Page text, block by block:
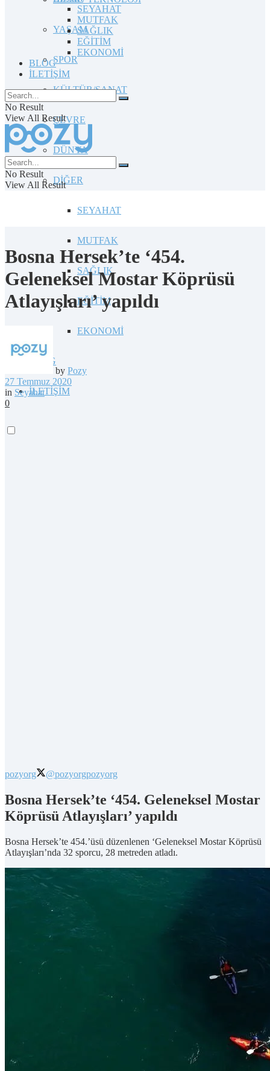
YAŞAM
SPOR
KÜLTÜR/SANAT
ÇEVRE
DÜNYA
DİĞER
SEYAHAT
MUTFAK
SAĞLIK
EĞİTİM
EKONOMİ
BLOG
İLETİŞİM
SEYAHAT
MUTFAK
SAĞLIK
EĞİTİM
EKONOMİ
BLOG
İLETİŞİM
No Result
View All Result
No Result
View All Result
Bosna Hersek’te ‘454.
Geleneksel Mostar Köprüsü
Atlayışları’ yapıldı
by Pozy
27 Temmuz 2020
in Seyahat
0
pozyorg @pozyorgpozyorg
Bosna Hersek’te ‘454. Geleneksel Mostar
Köprüsü Atlayışları’ yapıldı
Bosna Hersek’te 454.’üsü düzenlenen ‘Geleneksel Mostar Köprüsü
Atlayışları’nda 32 sporcu, 28 metreden atladı.